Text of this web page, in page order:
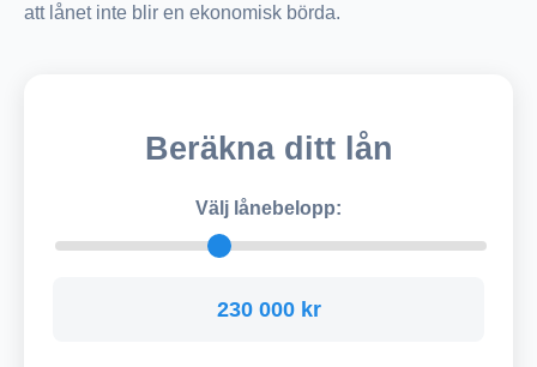
att lånet inte blir en ekonomisk börda.
Beräkna ditt lån
Välj lånebelopp:
230 000 kr